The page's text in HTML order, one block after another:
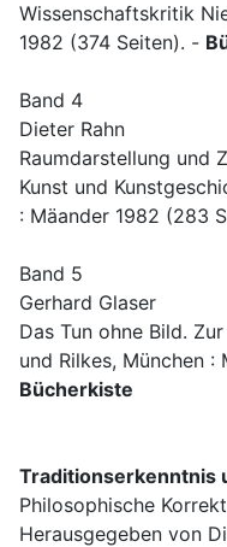
Wissenschaftskritik
1982 (374 Seiten). -
Band 4
Dieter Rahn
Raumdarstellung und
Kunst und
: Mäander 1982 (283
Band 5
Gerhard Glaser
Das Tun ohne Bild.
und Rilkes, München :
Bücherkiste
Traditionserkenntnis
Philosophische
Herausgegeben von